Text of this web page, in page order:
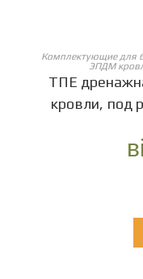
Комплектующие для
ЭПДМ
ТПЕ
кровли, под